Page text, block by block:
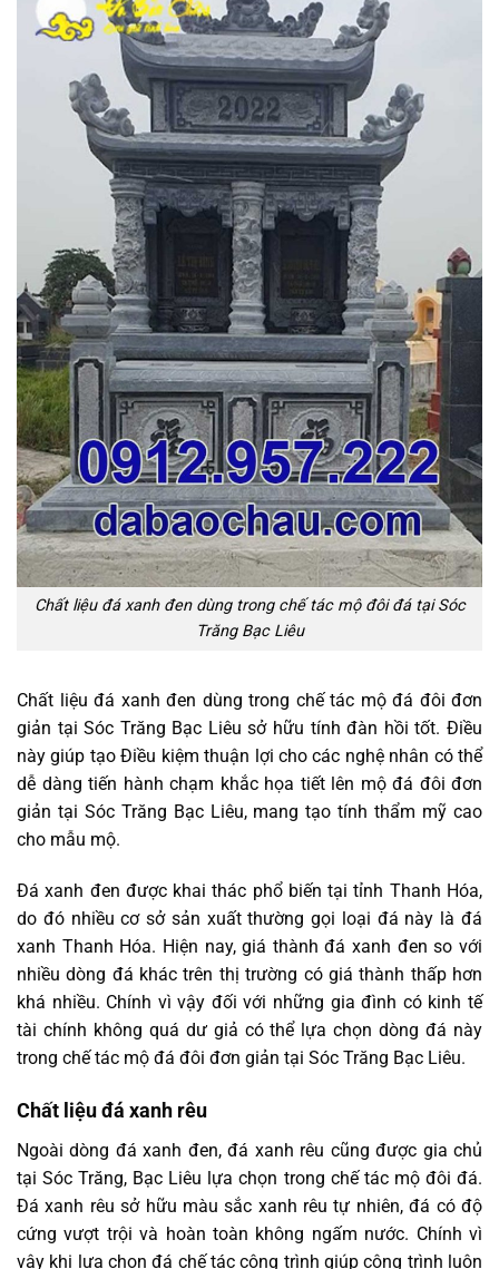
Chất liệu đá xanh đen dùng trong chế tác mộ đôi đá tại Sóc
Trăng Bạc Liêu
Chất liệu đá xanh đen dùng trong chế tác mộ đá đôi đơn
giản tại Sóc Trăng Bạc Liêu sở hữu tính đàn hồi tốt. Điều
này giúp tạo Điều kiệm thuận lợi cho các nghệ nhân có thể
dễ dàng tiến hành chạm khắc họa tiết lên mộ đá đôi đơn
giản tại Sóc Trăng Bạc Liêu, mang tạo tính thẩm mỹ cao
cho mẫu mộ.
Đá xanh đen được khai thác phổ biến tại tỉnh Thanh Hóa,
do đó nhiều cơ sở sản xuất thường gọi loại đá này là đá
xanh Thanh Hóa. Hiện nay, giá thành đá xanh đen so với
nhiều dòng đá khác trên thị trường có giá thành thấp hơn
khá nhiều. Chính vì vậy đối với những gia đình có kinh tế
tài chính không quá dư giả có thể lựa chọn dòng đá này
trong chế tác mộ đá đôi đơn giản tại Sóc Trăng Bạc Liêu.
Chất liệu đá xanh rêu
Ngoài dòng đá xanh đen, đá xanh rêu cũng được gia chủ
tại Sóc Trăng, Bạc Liêu lựa chọn trong chế tác mộ đôi đá.
Đá xanh rêu sở hữu màu sắc xanh rêu tự nhiên, đá có độ
cứng vượt trội và hoàn toàn không ngấm nước. Chính vì
vậy khi lựa chọn đá chế tác công trình giúp công trình luôn